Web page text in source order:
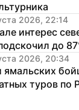
2026, 22:14
интерес
до
2026, 20:34
туров по